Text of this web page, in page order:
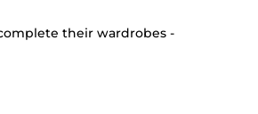
their wardrobes -